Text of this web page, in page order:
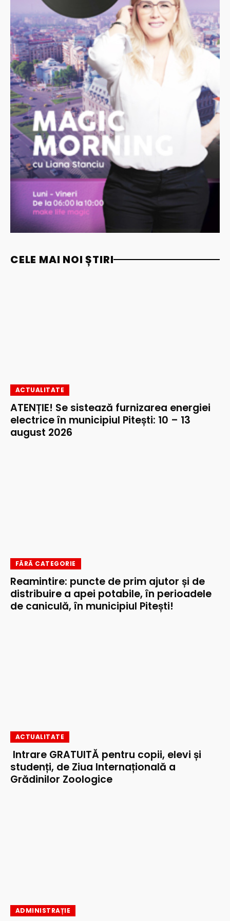
CELE MAI NOI ȘTIRI
ACTUALITATE
ATENȚIE! Se sistează furnizarea energiei
electrice în municipiul Pitești: 10 – 13
august 2026
FĂRĂ CATEGORIE
Reamintire: puncte de prim ajutor și de
distribuire a apei potabile, în perioadele
de caniculă, în municipiul Pitești!
ACTUALITATE
Intrare GRATUITĂ pentru copii, elevi și
studenți, de Ziua Internațională a
Grădinilor Zoologice
ADMINISTRAȚIE